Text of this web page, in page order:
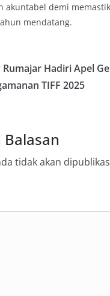
akuntabel demi
mendatang.
Rumajar Hadiri Apel
TIFF 2025
tidak akan